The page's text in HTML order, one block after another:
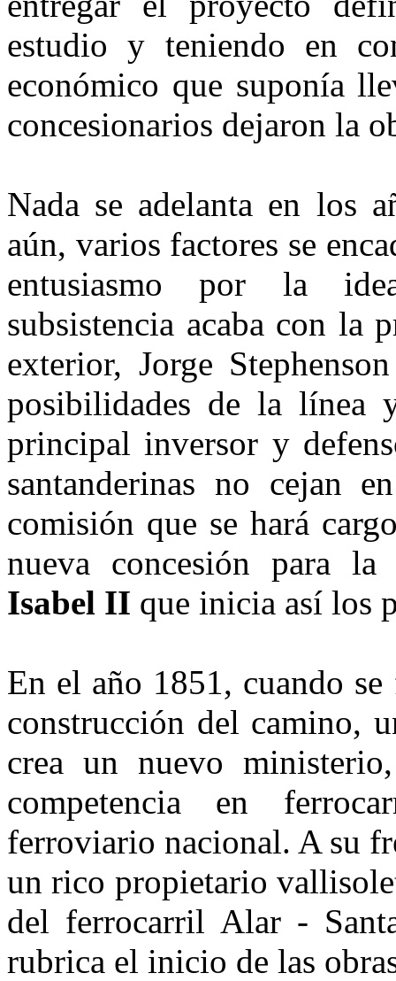
estudio y teniendo en
económico que suponía
concesionarios dejaron la
Nada se adelanta en los
aún, varios factores se
entusiasmo por la
subsistencia acaba con la
exterior, Jorge
posibilidades de la línea
principal inversor y
santanderinas no cejan
comisión que se hará
nueva concesión para
Isabel II que inicia así los
En el año 1851, cuando
construcción del camino,
crea un nuevo
competencia en
ferroviario nacional. A su
un rico propietario
del ferrocarril Alar -
rubrica el inicio de las